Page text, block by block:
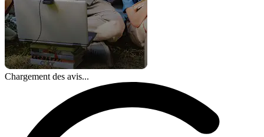
Chargement des avis...